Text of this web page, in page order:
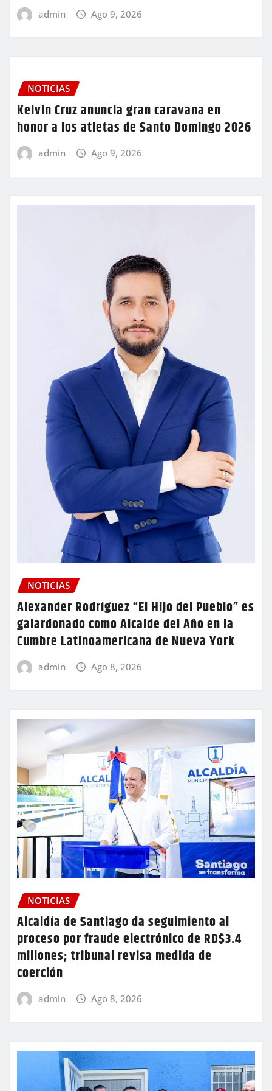
admin Ago 9, 2026
NOTICIAS
Kelvin Cruz anuncia gran caravana en
honor a los atletas de Santo Domingo 2026
admin Ago 9, 2026
NOTICIAS
Alexander Rodríguez “El Hijo del Pueblo” es
galardonado como Alcalde del Año en la
Cumbre Latinoamericana de Nueva York
admin Ago 8, 2026
NOTICIAS
Alcaldía de Santiago da seguimiento al
proceso por fraude electrónico de RD$3.4
millones; tribunal revisa medida de
coerción
admin Ago 8, 2026